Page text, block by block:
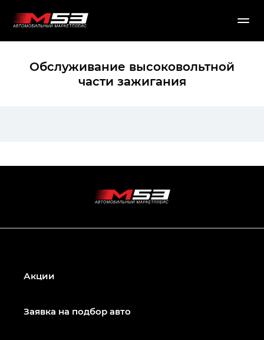
Обслуживание высоковольтной
части зажигания
Акции
Заявка на подбор авто